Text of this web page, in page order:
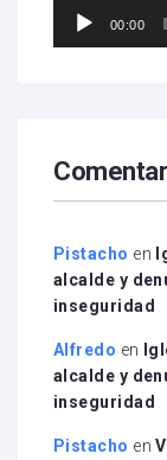
Reproductor
00:00
Pistacho en
alcalde y
inseguridad
Alfredo en
alcalde y
inseguridad
Pistacho en